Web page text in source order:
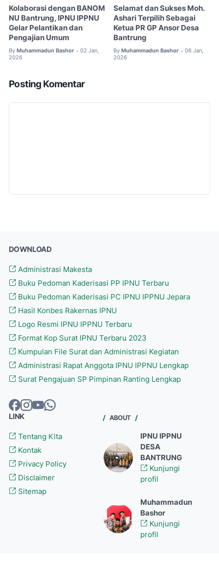
Kolaborasi dengan BANOM
NU Bantrung, IPNU IPPNU
Gelar Pelantikan dan
Pengajian Umum
By Muhammadun Bashor • 02 Jan,
2026
Selamat dan Sukses Moh.
Ashari Terpilih Sebagai
Ketua PR GP Ansor Desa
Bantrung
By Muhammadun Bashor • 06 Jan,
2026
Posting Komentar
DOWNLOAD
Administrasi Makesta
Buku Pedoman Kaderisasi PP IPNU Terbaru
Buku Pedoman Kaderisasi PC IPNU IPPNU Jepara
Hasil Konbes Rakernas IPNU
Logo Resmi IPNU IPPNU Terbaru
Format Kop Surat IPNU Terbaru 2023
Kumpulan File Surat dan Administrasi Kegiatan
Administrasi Rapat Anggota IPNU IPPNU Lengkap
Surat Pengajuan SP Pimpinan Ranting Lengkap
LINK
Tentang Kita
Kontak
Privacy Policy
Disclaimer
Sitemap
ABOUT
IPNU IPPNU
DESA
BANTRUNG
Kunjungi
profil
Muhammadun
Bashor
Kunjungi
profil